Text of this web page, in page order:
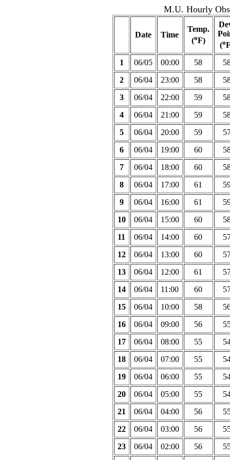
M.U. Hourly
Date Time
Temp.
(oF)
(o
1
06/05 00:00 58
2
06/04 23:00 58
3
06/04 22:00 59
4
06/04 21:00 59
5
06/04 20:00 59
6
06/04 19:00 60
7
06/04 18:00 60
8
06/04 17:00 61
9
06/04 16:00 61
10
06/04 15:00 60
11
06/04 14:00 60
12
06/04 13:00 60
13
06/04 12:00 61
14
06/04 11:00 60
15
06/04 10:00 58
16
06/04 09:00 56
17
06/04 08:00 55
18
06/04 07:00 55
19
06/04 06:00 55
20
06/04 05:00 55
21
06/04 04:00 56
22
06/04 03:00 56
23
06/04 02:00 56